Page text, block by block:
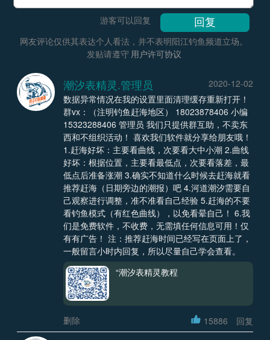
游客可以回复
网友评论仅供其表达个人看法，并不表明阳江钓鱼频道立场。
发贴请遵守 用户许可协议
潮汐表精灵.管理员
2020-12-02
数据异常情况在我的设置里面清理缓存重新打开！
群vx：（注明钓鱼赶海地区） 18023878406 小编
15323288406 管理员 我们只提供群互助，不卖东
西和不组织活动！ 喜欢我们软件就分享给朋友哦！
1.赶海好坏：主要看曲线，次要看大中小潮 2.曲线
好坏：根据位置，主要看最低点，次要看落差，最
低点后准备涨潮 3.确实不知道什么时候去赶海就看
推荐赶海（日期旁边的潮报）吧 4.河道潮汐需要自
己观察进行调整，准不准看自己经验 5.赶海的不要
看钓鱼模式（有红色曲线），以免看晕自己！ 6.我
们是免费软件，不收费，无需填任何信息可用！仅
有有广告！ 注：推荐赶海时间已经写在页面上了，
一般留言小时内回复，所以尽量自己学会查看。
“潮汐表精灵教程
删除 15886 回复